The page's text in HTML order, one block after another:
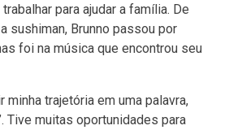
para ajudar a família. De
sushiman, Brunno passou por
foi na música que encontrou seu
minha trajetória em uma palavra,
Tive muitas oportunidades para